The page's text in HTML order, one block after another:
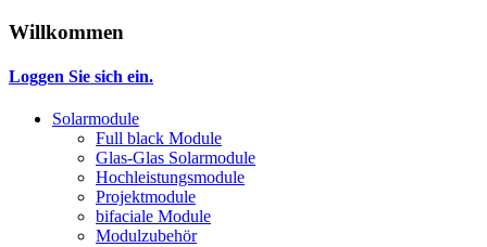
Willkommen
Loggen Sie sich ein.
Solarmodule
Full black Module
Glas-Glas Solarmodule
Hochleistungsmodule
Projektmodule
bifaciale Module
Modulzubehör